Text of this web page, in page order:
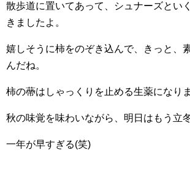
散歩道に置いてあって、シュナーズとい
きましたよ。
嬉しそうに柿をのぞき込んで、きっと、
んだね。
柿の蔕はしゃっくりを止める生薬になりま
秋の味覚を味わいながら、明日はもう立
一年が早すぎる(笑)